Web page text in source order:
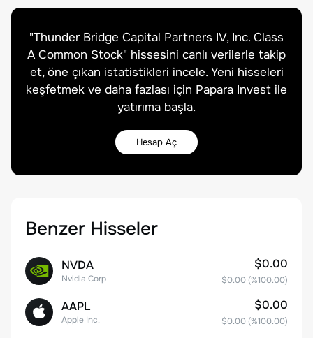
"Thunder Bridge Capital Partners IV, Inc. Class
A Common Stock" hissesini canlı verilerle takip
et, öne çıkan istatistikleri incele. Yeni hisseleri
keşfetmek ve daha fazlası için Papara Invest ile
yatırıma başla.
Hesap Aç
Benzer Hisseler
NVDA
Nvidia Corp
$0.00
$0.00 (%100.00)
AAPL
Apple Inc.
$0.00
$0.00 (%100.00)